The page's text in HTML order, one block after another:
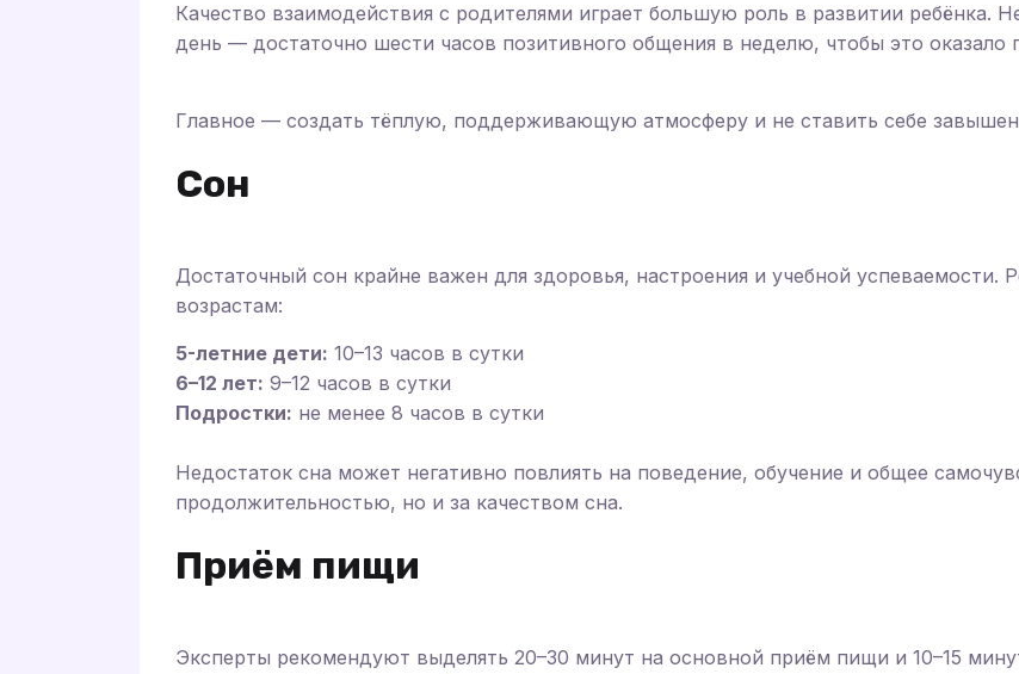
Качество взаимодействия с родителями играет большую роль в развитии ребёнка.
день — достаточно шести часов позитивного общения в неделю, чтобы это оказало
Главное — создать тёплую, поддерживающую атмосферу и не ставить себе
Сон
Достаточный сон крайне важен для здоровья, настроения и учебной успеваемости.
возрастам:
5-летние дети: 10–13 часов в сутки
6–12 лет: 9–12 часов в сутки
Подростки: не менее 8 часов в сутки
Недостаток сна может негативно повлиять на поведение, обучение и общее
продолжительностью, но и за качеством сна.
Приём пищи
Эксперты рекомендуют выделять 20–30 минут на основной приём пищи и 10–15